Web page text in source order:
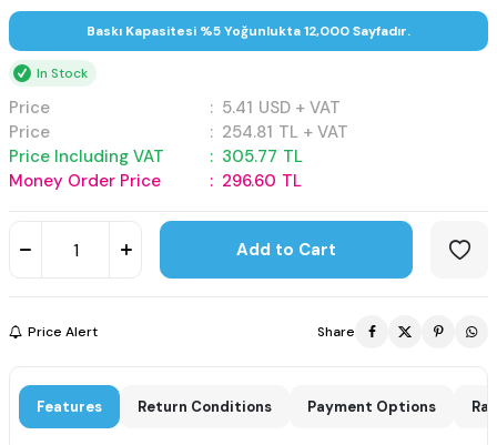
Baskı Kapasitesi %5 Yoğunlukta 12,000 Sayfadır.
In Stock
Price : 5.41 USD + VAT
Price
: 254.81 TL + VAT
Price Including VAT
: 305.77 TL
Money Order Price
: 296.60 TL
Add to Cart
Price Alert Share
Features Return Conditions Payment Options